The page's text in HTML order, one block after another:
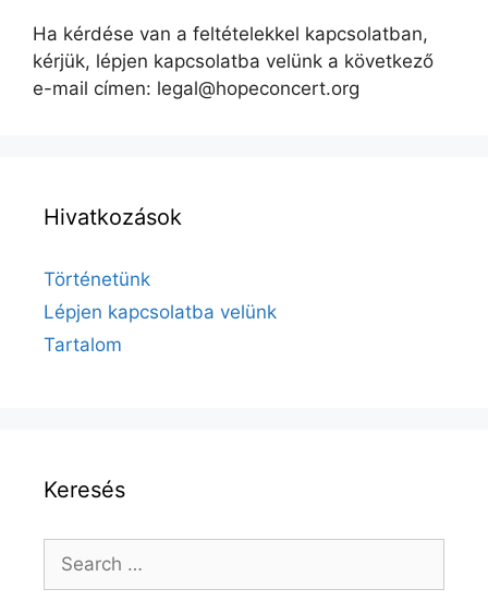
Ha kérdése van a feltételekkel kapcsolatban,
kérjük, lépjen kapcsolatba velünk a következő
e-mail címen: legal@hopeconcert.org
Hivatkozások
Történetünk
Lépjen kapcsolatba velünk
Tartalom
Keresés
Search
for: